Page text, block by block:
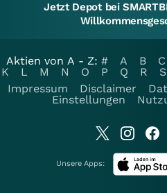
Jetzt Depot bei
Aktien von A - Z: # A B C
K
L M N O P Q R S
Impressum
Disclaimer
Einstellungen
Unsere Apps: